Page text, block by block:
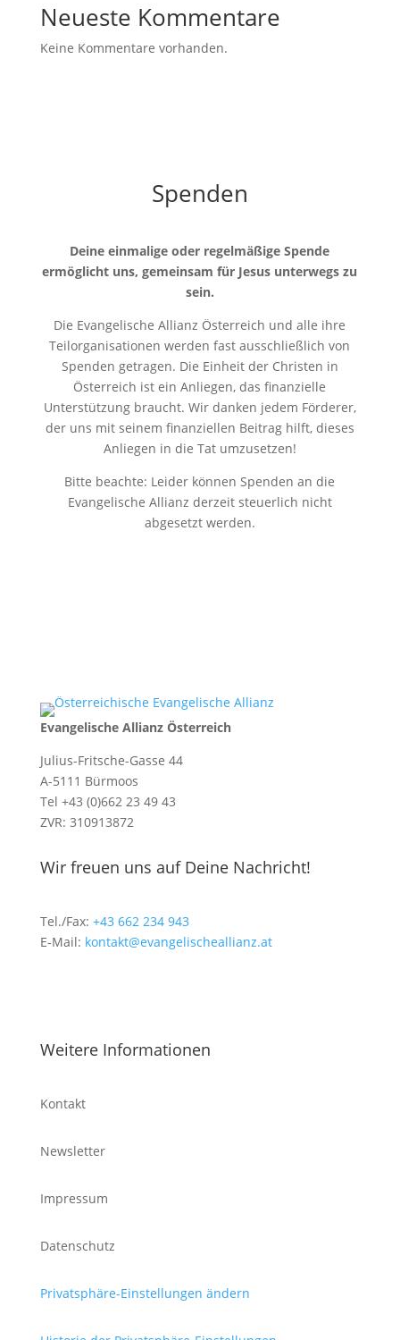
Neueste Kommentare
Keine Kommentare vorhanden.
Spenden
Deine einmalige oder regelmäßige Spende
ermöglicht uns, gemeinsam für Jesus unterwegs zu
sein.
Die Evangelische Allianz Österreich und alle ihre
Teilorganisationen werden fast ausschließlich von
Spenden getragen. Die Einheit der Christen in
Österreich ist ein Anliegen, das finanzielle
Unterstützung braucht. Wir danken jedem Förderer,
der uns mit seinem finanziellen Beitrag hilft, dieses
Anliegen in die Tat umzusetzen!
Bitte beachte: Leider können Spenden an die
Evangelische Allianz derzeit steuerlich nicht
abgesetzt werden.
Evangelische Allianz Österreich
Julius-Fritsche-Gasse 44
A-5111 Bürmoos
Tel +43 (0)662 23 49 43
ZVR: 310913872
Wir freuen uns auf Deine Nachricht!
Tel./Fax: +43 662 234 943
E-Mail: kontakt@evangelischeallianz.at
Weitere Informationen
Kontakt
Newsletter
Impressum
Datenschutz
Privatsphäre-Einstellungen ändern